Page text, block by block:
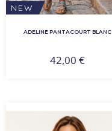
NEW
ADELINE PANTACOURT BLANC
42,00 €